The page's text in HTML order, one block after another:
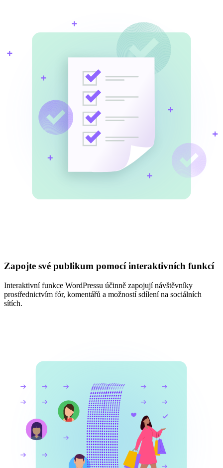
Zapojte své publikum pomocí interaktivních funkcí
Interaktivní funkce WordPressu účinně zapojují návštěvníky
prostřednictvím fór, komentářů a možností sdílení na sociálních
sítích.